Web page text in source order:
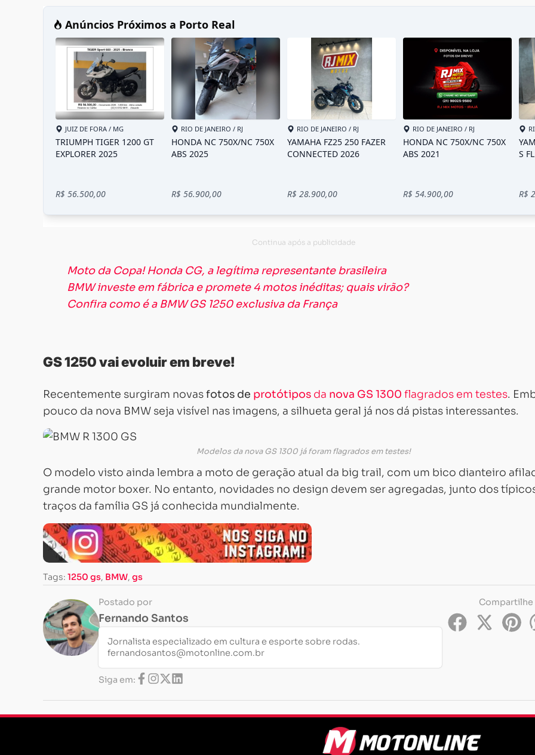
Moto da Copa! Honda CG, a legítima representante brasileira
BMW investe em fábrica e promete 4 motos inéditas; quais virão?
Confira como é a BMW GS 1250 exclusiva da França
GS 1250 vai evoluir em breve!
Recentemente surgiram novasfotos de protótipos da nova GS 1300 flagrados em testes.
pouco da nova BMW seja visível nas imagens, a silhueta geral já nos dá pistas interessantes.
Modelos da nova GS 1300 já foram flagrados em testes!
O modelo visto ainda lembra a moto de geração atual da big trail, com um bico dianteiro
grande motor boxer. No entanto, novidades no design devem ser agregadas, junto dos
traços da família GS já conhecida mundialmente.
Tags: 1250 gs, BMW, gs
Postado por
Fernando Santos
Jornalista especializado em cultura e esporte sobre rodas.
fernandosantos@motonline.com.br
Siga em:
Compartilhe